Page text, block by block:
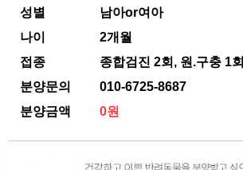
성별
남아or여아
나이
2개월
접종
종합검진 2회, 원.구충 1회
분양문의
010-6725-8687
분양금액
0원